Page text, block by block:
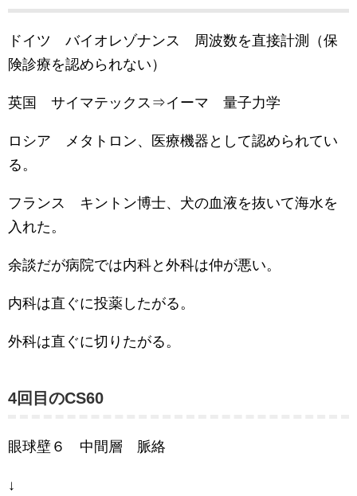
ドイツ バイオレゾナンス 周波数を直接計測（保
険診療を認められない）
英国 サイマテックス⇒イーマ 量子力学
ロシア メタトロン、医療機器として認められてい
る。
フランス キントン博士、犬の血液を抜いて海水を
入れた。
余談だが病院では内科と外科は仲が悪い。
内科は直ぐに投薬したがる。
外科は直ぐに切りたがる。
4回目のCS60
眼球壁６ 中間層 脈絡
↓